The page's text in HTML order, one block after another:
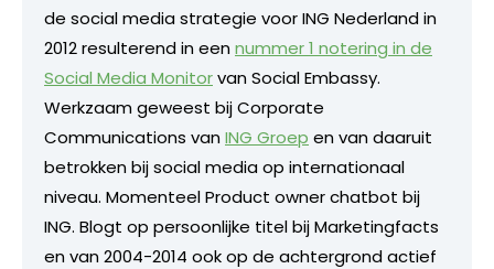
de social media strategie voor ING Nederland in
2012 resulterend in eennummer 1 notering in de
Social Media Monitorvan Social Embassy.
Werkzaam geweest bij Corporate
Communications vanING Groep en van daaruit
betrokken bij social media op internationaal
niveau. Momenteel Product owner chatbot bij
ING. Blogt op persoonlijke titel bij Marketingfacts
en van 2004-2014 ook op de achtergrond actief